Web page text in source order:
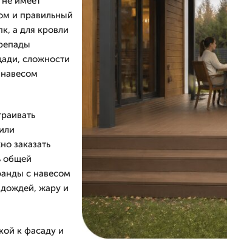
и правильный
а для кровли
сложности
заказать
общей
с навесом
дождей, жару и
к фасаду и